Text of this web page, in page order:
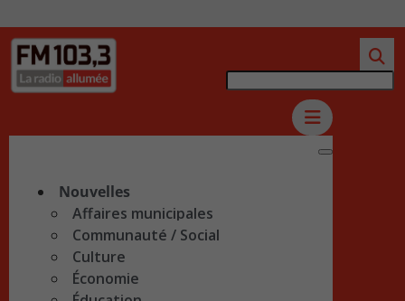
Nouvelles
Affaires municipales
Communauté / Social
Culture
Économie